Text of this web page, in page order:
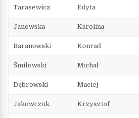
Tarasewicz Edyta
Janowska Karolina
Baranowski Konrad
Śmiłowski Michał
Dąbrowski Maciej
Jakowczuk Krzysztof